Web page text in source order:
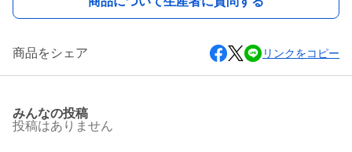
商品をシェア リンクをコピー
みんなの投稿
投稿はありません